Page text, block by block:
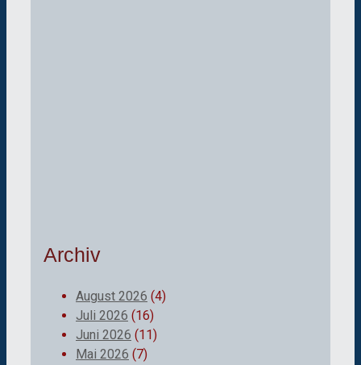
Archiv
August 2026 (4)
Juli 2026 (16)
Juni 2026 (11)
Mai 2026 (7)